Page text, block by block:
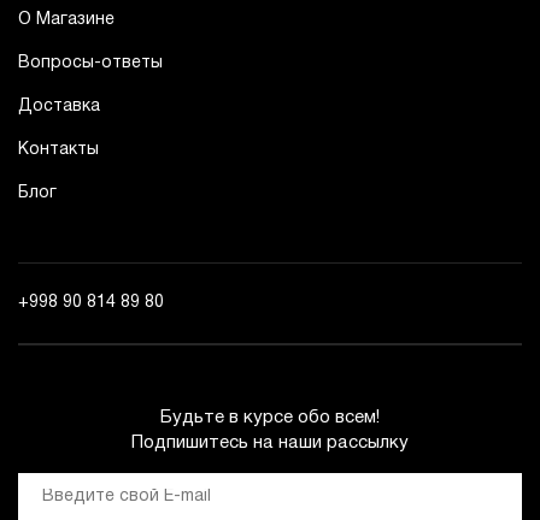
О Магазине
Вопросы-ответы
Доставка
Контакты
Блог
+998 90 814 89 80
Будьте в курсе обо всем!
Подпишитесь на наши рассылку